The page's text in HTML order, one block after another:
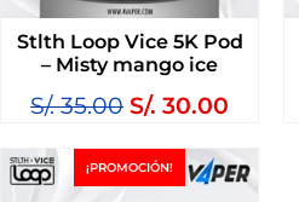
Stlth Loop Vice 5K Pod
– Misty mango ice
S/.35.00 S/. 30.00
¡PROMOCIÓN!